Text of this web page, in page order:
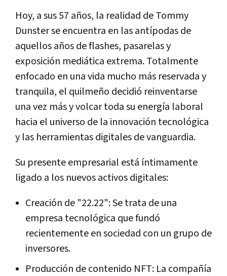
Hoy, a sus 57 años, la realidad de Tommy
Dunster se encuentra en las antípodas de
aquellos años de flashes, pasarelas y
exposición mediática extrema. Totalmente
enfocado en una vida mucho más reservada y
tranquila, el quilmeño decidió reinventarse
una vez más y volcar toda su energía laboral
hacia el universo de la innovación tecnológica
y las herramientas digitales de vanguardia.
Su presente empresarial está íntimamente
ligado a los nuevos activos digitales:
Creación de "22.22": Se trata de una
empresa tecnológica que fundó
recientemente en sociedad con un grupo de
inversores.
Producción de contenido NFT: La compañía